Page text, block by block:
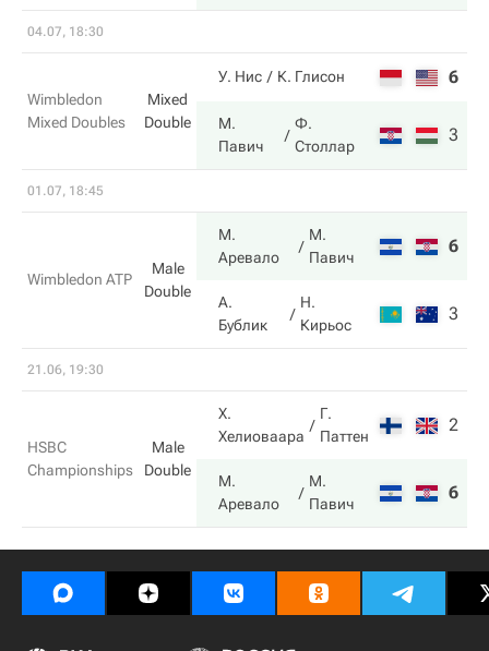
04.07, 18:30
Wimbledon
Mixed Doubles
Mixed
Double
У. Нис К. Глисон 6
М.
Павич
Ф.
Столлар
3
01.07, 18:45
Wimbledon ATP
Male
Double
М.
Аревало
М.
Павич
6
А.
Бублик
Н.
Кирьос
3
21.06, 19:30
HSBC
Championships
Male
Double
Х.
Хелиоваара
Г.
Паттен
2
М.
Аревало
М.
Павич
6